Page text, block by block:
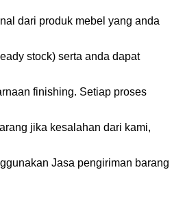
dari produk mebel yang anda
stock) serta anda dapat
finishing. Setiap proses
jika kesalahan dari kami,
Jasa pengiriman barang